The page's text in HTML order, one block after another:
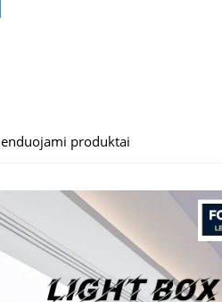
produktai